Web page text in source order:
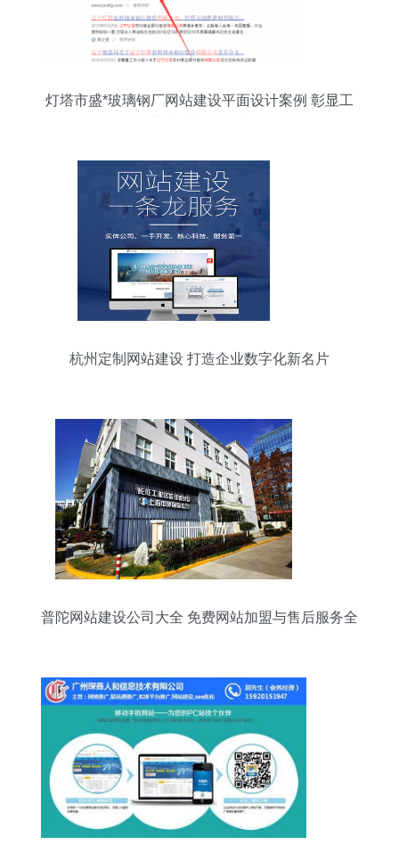
灯塔市盛*玻璃钢厂网站建设平面设计案例 彰显工
杭州定制网站建设 打造企业数字化新名片
普陀网站建设公司大全 免费网站加盟与售后服务全